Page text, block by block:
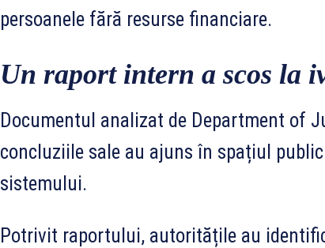
persoanele fără resurse financiare.
Un raport intern a scos la
Documentul analizat de Department of
concluziile sale au ajuns în spațiul
sistemului.
Potrivit raportului, autoritățile au